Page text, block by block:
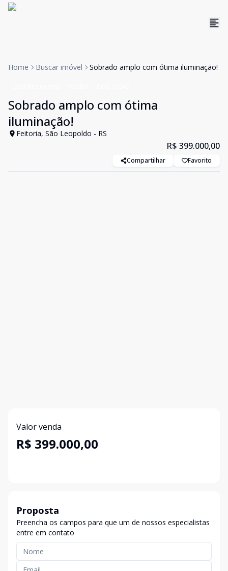
Home Buscar imóvel Sobrado amplo com ótima iluminação!
Sobrado amplo com ótima
iluminação!
Feitoria, São Leopoldo - RS
R$ 399.000,00
Compartilhar Favorito
Valor venda
R$ 399.000,00
Proposta
Preencha os campos para que um de nossos especialistas
entre em contato